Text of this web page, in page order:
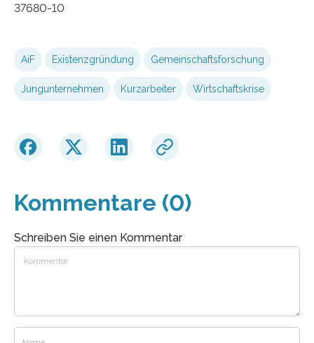
37680-10
AiF Existenzgründung Gemeinschaftsforschung
Jungunternehmen Kurzarbeiter Wirtschaftskrise
Kommentare (0)
Schreiben Sie einen Kommentar